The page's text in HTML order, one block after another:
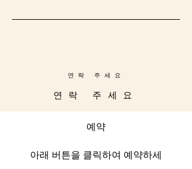
연락 주세요
연락 주세요
예약
아래 버튼을 클릭하여 예약하세